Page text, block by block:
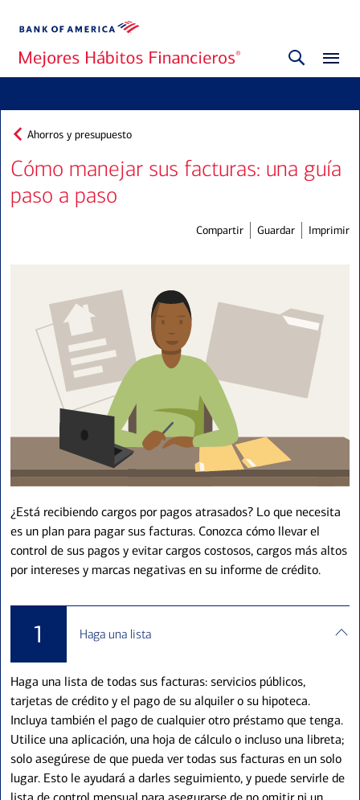
Ahorros y presupuesto
Cómo manejar sus facturas: una guía
paso a paso
Compartir Guardar Imprimir
¿Está recibiendo cargos por pagos atrasados? Lo que necesita
es un plan para pagar sus facturas. Conozca cómo llevar el
control de sus pagos y evitar cargos costosos, cargos más altos
por intereses y marcas negativas en su informe de crédito.
1 Haga una lista
Haga una lista de todas sus facturas: servicios públicos,
tarjetas de crédito y el pago de su alquiler o su hipoteca.
Incluya también el pago de cualquier otro préstamo que tenga.
Utilice una aplicación, una hoja de cálculo o incluso una libreta;
solo asegúrese de que pueda ver todas sus facturas en un solo
lugar. Esto le ayudará a darles seguimiento, y puede servirle de